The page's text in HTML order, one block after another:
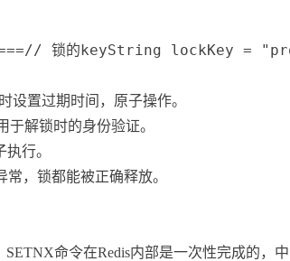
锁的keyString lockKey
设置过期时间，原子操作。
于解锁时的身份验证。
行。
，锁都能被正确释放。
命令在Redis内部是一次性完成的，